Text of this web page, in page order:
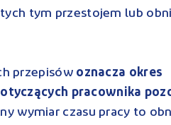
tym przestojem lub
przepisów oznacza okres
pracownika
wymiar czasu pracy to